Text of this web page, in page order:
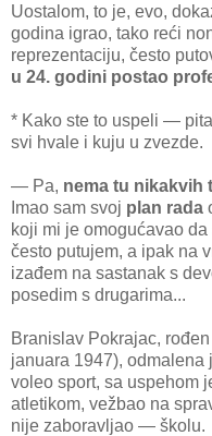
Uostalom, to je, evo,
godina igrao, tako reći
reprezentaciju, često
u 24. godini postao
* Kako ste to uspeli —
svi hvale i kuju u zvezde.
— Pa, nema tu nikakvih
Imao sam svoj plan rada
koji mi je omogućavao
često putujem, a ipak na
izađem na sastanak s
posedim s drugarima...
Branislav Pokrajac, rođen
januara 1947),
voleo sport, sa uspehom
atletikom, vežbao na
nije zaboravljao — školu.